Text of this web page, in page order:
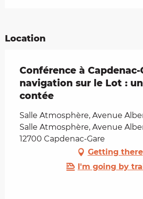
Location
Conférence à Capdenac-
navigation sur le Lot :
contée
Salle Atmosphère, Avenue
Salle Atmosphère, Avenue
12700 Capdenac-Gare
Getting there
I'm going by